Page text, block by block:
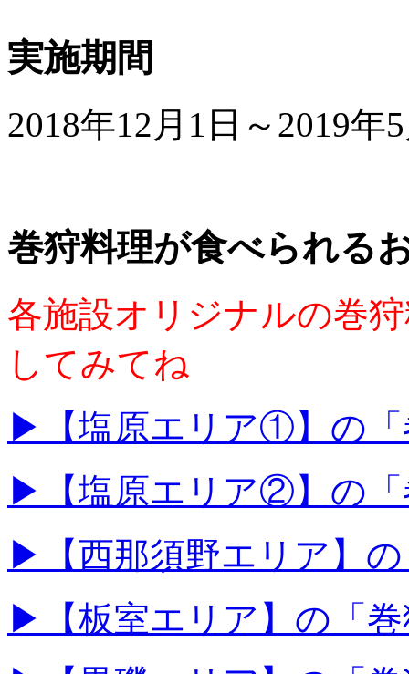
実施期間
2018年12月1日～2019年
巻狩料理が食べられる
各施設オリジナルの巻
してみてね
▶【塩原エリア①】の「
▶【塩原エリア②】の「
▶【西那須野エリア】
▶【板室エリア】の「